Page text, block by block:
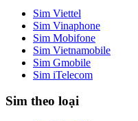
Sim Viettel
Sim Vinaphone
Sim Mobifone
Sim Vietnamobile
Sim Gmobile
Sim iTelecom
Sim theo loại